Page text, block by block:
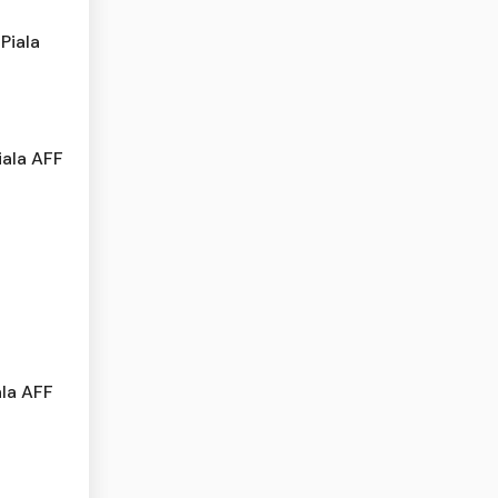
AFF
AFF